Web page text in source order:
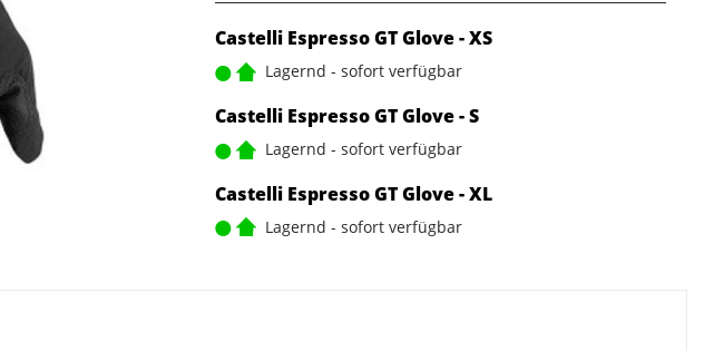
Castelli Espresso GT Glove - XS
Lagernd - sofort verfügbar
Castelli Espresso GT Glove - S
Lagernd - sofort verfügbar
Castelli Espresso GT Glove - XL
Lagernd - sofort verfügbar